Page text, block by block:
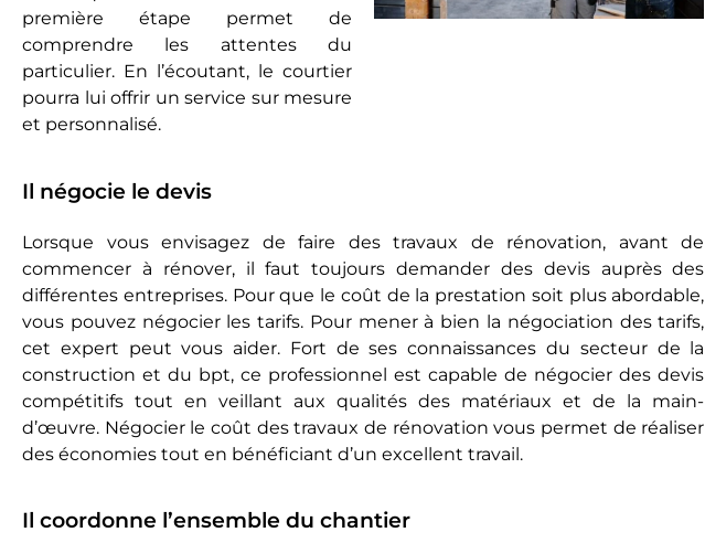
première étape permet de
comprendre les attentes du
particulier. En l’écoutant, le courtier
pourra lui offrir un service sur mesure
et personnalisé.
Il négocie le devis
Lorsque vous envisagez de faire des travaux de rénovation, avant de
commencer à rénover, il faut toujours demander des devis auprès des
différentes entreprises. Pour que le coût de la prestation soit plus abordable,
vous pouvez négocier les tarifs. Pour mener à bien la négociation des tarifs,
cet expert peut vous aider. Fort de ses connaissances du secteur de la
construction et du bpt, ce professionnel est capable de négocier des devis
compétitifs tout en veillant aux qualités des matériaux et de la main-
d’œuvre. Négocier le coût des travaux de rénovation vous permet de réaliser
des économies tout en bénéficiant d’un excellent travail.
Il coordonne l’ensemble du chantier